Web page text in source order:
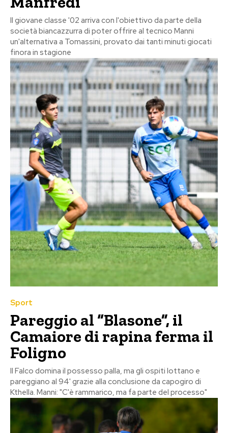
Il giovane classe '02 arriva con l'obiettivo da parte della
società biancazzurra di poter offrire al tecnico Manni
un'alternativa a Tomassini, provato dai tanti minuti giocati
finora in stagione
Sport
Pareggio al “Blasone”, il
Camaiore di rapina ferma il
Foligno
Il Falco domina il possesso palla, ma gli ospiti lottano e
pareggiano al 94' grazie alla conclusione da capogiro di
Kthella. Manni: "C'è rammarico, ma fa parte del processo"